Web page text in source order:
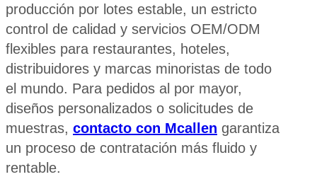
producción por lotes estable, un estricto
control de calidad y servicios OEM/ODM
flexibles para restaurantes, hoteles,
distribuidores y marcas minoristas de todo
el mundo. Para pedidos al por mayor,
diseños personalizados o solicitudes de
muestras, contacto con Mcallen garantiza
un proceso de contratación más fluido y
rentable.